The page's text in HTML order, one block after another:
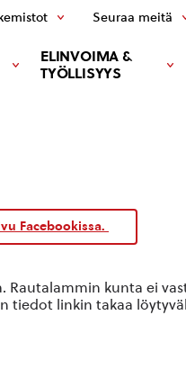
ELINVOIMA &
TYÖLLISYYS
Seuraa meitä
Facebookissa.
kunta ei
tiedot linkin takaa